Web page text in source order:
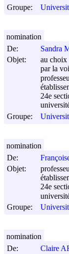
Groupe:
De:
Sandra
Objet:
au choix
par la
24e
Groupe:
nomination
De:
Objet:
24e
Groupe:
nomination
De:
Claire
nomination